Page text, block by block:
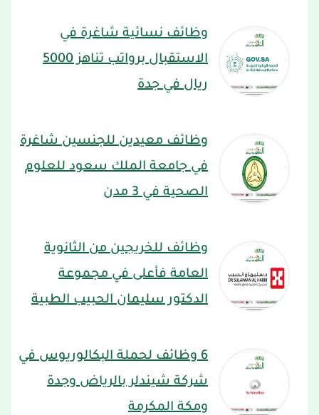
وظائف نسائية شاغرة في
الاستقبال برواتب تناهز 5000
ريال في جدة
وظائف معيدين للجنسين شاغرة
في جامعة الملك سعود للعلوم
الصحية في 3 مدن
وظائف للخريجين من الثانوية
العامة فأعلى في مجموعة
الدكتور سليمان الحبيب الطبية
6 وظائف لحملة البكالوريوس في
شركة شيندلر بالرياض وجدة
ومكة المكرمة